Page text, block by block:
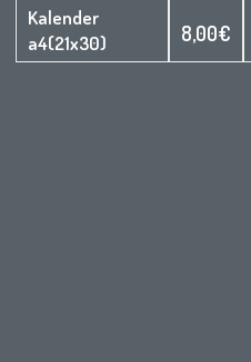
Kalender
a4(21x30)
8,00€